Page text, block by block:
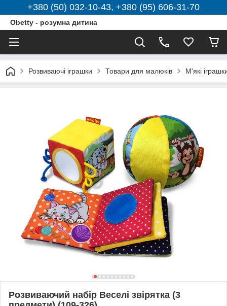
+380 (50) 032-10-43, +380 (95) 606-31-70
Obetty - розумна дитина
Розвиваючі іграшки Товари для малюків М'які
Розвиваючий набір Веселі звірятка (3